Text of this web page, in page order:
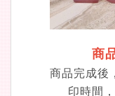
商
商品完成後
印時間